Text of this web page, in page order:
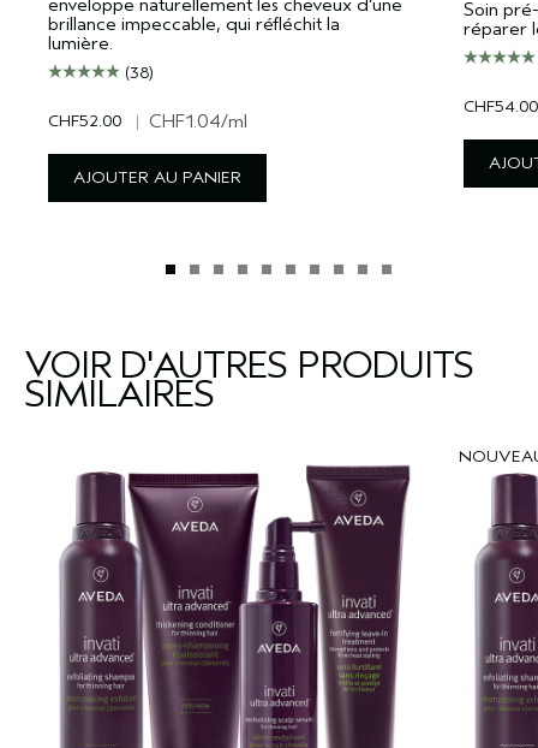
enveloppe naturellement les cheveux d’une
brillance impeccable, qui réfléchit la
lumière.
(38)
CHF52.00 | CHF1.04/ml
AJOUTER AU PANIER
Soin
réparer
CHF54.00
VOIR D'AUTRES PRODUITS
SIMILAIRES